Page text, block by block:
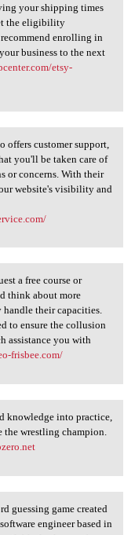
your shipping times
the eligibility
enrolling in
business to the next
etsy-
also
offers customer support,
you'll be taken care of
or concerns. With their
website's visibility and
request a
a free course or
think about more
their capacities.
to ensure the collusion
assistance you with
frisbee.com/
knowledge into practice,
wrestling champion.
word
guessing game created
engineer based in